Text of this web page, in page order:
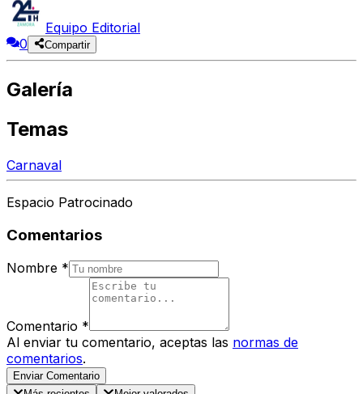
Equipo Editorial
0
Compartir
Galería
Temas
Carnaval
Espacio Patrocinado
Comentarios
Nombre *
Comentario *
Al enviar tu comentario, aceptas las normas de
comentarios.
Enviar Comentario